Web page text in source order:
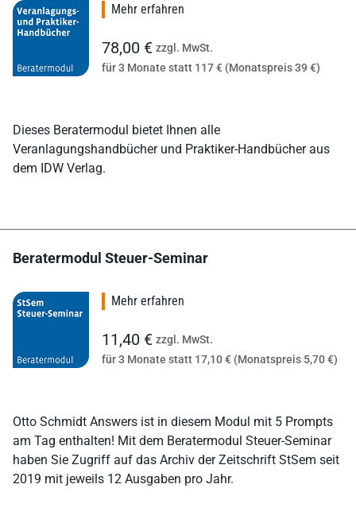
Dieses Beratermodul bietet Ihnen alle
Veranlagungshandbücher und Praktiker-Handbücher aus
dem IDW Verlag.
Mehr erfahren
78,00 € zzgl. MwSt.
für 3 Monate statt 117 € (Monatspreis 39 €)
Beratermodul Steuer-Seminar
Otto Schmidt Answers ist in diesem Modul mit 5 Prompts
am Tag enthalten! Mit dem Beratermodul Steuer-Seminar
haben Sie Zugriff auf das Archiv der Zeitschrift StSem seit
2019 mit jeweils 12 Ausgaben pro Jahr.
Mehr erfahren
11,40 € zzgl. MwSt.
für 3 Monate statt 17,10 € (Monatspreis 5,70 €)